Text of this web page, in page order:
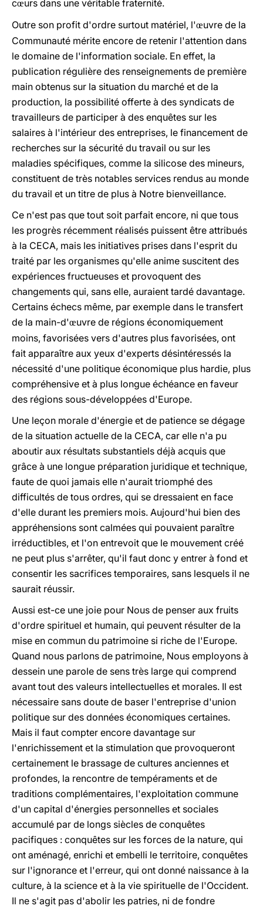
cœurs dans une véritable fraternité.
Outre son profit d'ordre surtout matériel, l'œuvre de la
Communauté mérite encore de retenir l'attention dans
le domaine de l'information sociale. En effet, la
publication régulière des renseignements de première
main obtenus sur la situation du marché et de la
production, la possibilité offerte à des syndicats de
travailleurs de participer à des enquêtes sur les
salaires à l'intérieur des entreprises, le financement de
recherches sur la sécurité du travail ou sur les
maladies spécifiques, comme la silicose des mineurs,
constituent de très notables services rendus au monde
du travail et un titre de plus à Notre bienveillance.
Ce n'est pas que tout soit parfait encore, ni que tous
les progrès récemment réalisés puissent être attribués
à la CECA, mais les initiatives prises dans l'esprit du
traité par les organismes qu'elle anime suscitent des
expériences fructueuses et provoquent des
changements qui, sans elle, auraient tardé davantage.
Certains échecs même, par exemple dans le transfert
de la main-d'œuvre de régions économiquement
moins, favorisées vers d'autres plus favorisées, ont
fait apparaître aux yeux d'experts désintéressés la
nécessité d'une politique économique plus hardie, plus
compréhensive et à plus longue échéance en faveur
des régions sous-développées d'Europe.
Une leçon morale d'énergie et de patience se dégage
de la situation actuelle de la CECA, car elle n'a pu
aboutir aux résultats substantiels déjà acquis que
grâce à une longue préparation juridique et technique,
faute de quoi jamais elle n'aurait triomphé des
difficultés de tous ordres, qui se dressaient en face
d'elle durant les premiers mois. Aujourd'hui bien des
appréhensions sont calmées qui pouvaient paraître
irréductibles, et l'on entrevoit que le mouvement créé
ne peut plus s'arrêter, qu'il faut donc y entrer à fond et
consentir les sacrifices temporaires, sans lesquels il ne
saurait réussir.
Aussi est-ce une joie pour Nous de penser aux fruits
d'ordre spirituel et humain, qui peuvent résulter de la
mise en commun du patrimoine si riche de l'Europe.
Quand nous parlons de patrimoine, Nous employons à
dessein une parole de sens très large qui comprend
avant tout des valeurs intellectuelles et morales. Il est
nécessaire sans doute de baser l'entreprise d'union
politique sur des données économiques certaines.
Mais il faut compter encore davantage sur
l'enrichissement et la stimulation que provoqueront
certainement le brassage de cultures anciennes et
profondes, la rencontre de tempéraments et de
traditions complémentaires, l'exploitation commune
d'un capital d'énergies personnelles et sociales
accumulé par de longs siècles de conquêtes
pacifiques : conquêtes sur les forces de la nature, qui
ont aménagé, enrichi et embelli le territoire, conquêtes
sur l'ignorance et l'erreur, qui ont donné naissance à la
culture, à la science et à la vie spirituelle de l'Occident.
Il ne s'agit pas d'abolir les patries, ni de fondre